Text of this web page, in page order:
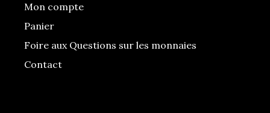
Mon compte
Panier
Foire aux Questions sur les monnaies
Contact